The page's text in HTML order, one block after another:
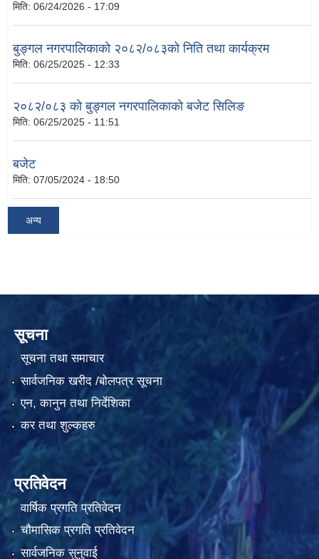
मिति: 06/24/2026 - 17:09
बुङ्गल नगरपालिकाको २०८२/०८३को निति तथा कार्यक्रम
मिति: 06/25/2025 - 12:33
२०८२/०८३ को बुङ्गल नगरपालिकाको बजेट सिलिङ
मिति: 06/25/2025 - 11:51
बजेट
मिति: 07/05/2024 - 18:50
अन्य
सूचना
सूचना तथा समाचार
सार्वजनिक खरीद /बोलपत्र सूचना
एन, कानुन तथा निर्देशिका
कर तथा शुल्कहरु
प्रतिवेदन
वार्षिक प्रगति प्रतिवेदन
चौमासिक प्रगति प्रतिवेदन
सार्वजनिक सुनुवाई